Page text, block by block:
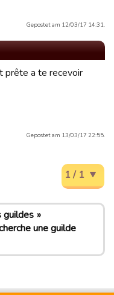
Gepostet am 12/03/17 14:31.
prête a te recevoir
Gepostet am 13/03/17 22:55.
1 / 1
guildes
une guilde